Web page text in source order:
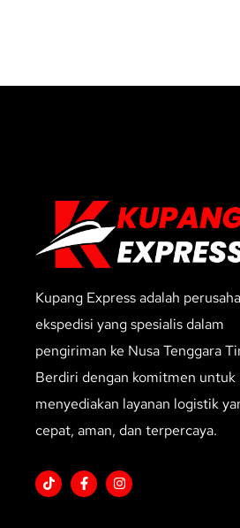
Kupang Express adalah
ekspedisi yang spesialis dalam
pengiriman ke Nusa Tenggara
Berdiri dengan komitmen untuk
menyediakan layanan logistik
cepat, aman, dan terpercaya.